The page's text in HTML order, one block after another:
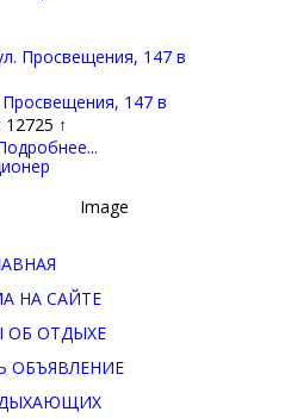
147 в
↑
НА САЙТЕ
ОБ ОТДЫХЕ
ОБЪЯВЛЕНИЕ